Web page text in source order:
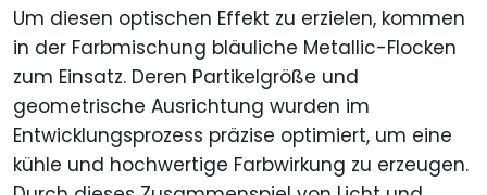
Um diesen optischen Effekt zu erzielen, kommen
in der Farbmischung bläuliche Metallic-Flocken
zum Einsatz. Deren Partikelgröße und
geometrische Ausrichtung wurden im
Entwicklungsprozess präzise optimiert, um eine
kühle und hochwertige Farbwirkung zu erzeugen.